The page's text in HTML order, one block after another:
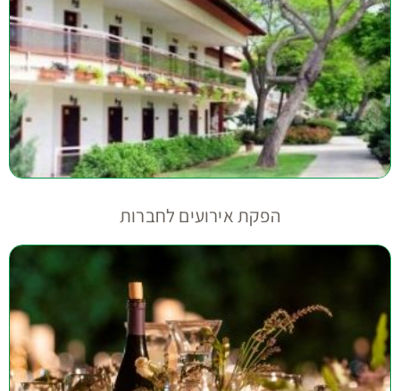
הפקת אירועים לחברות